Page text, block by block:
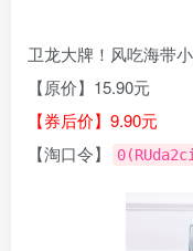
卫龙大牌！风吃海带
【原价】15.90元
【券后价】9.90元
【淘口令】